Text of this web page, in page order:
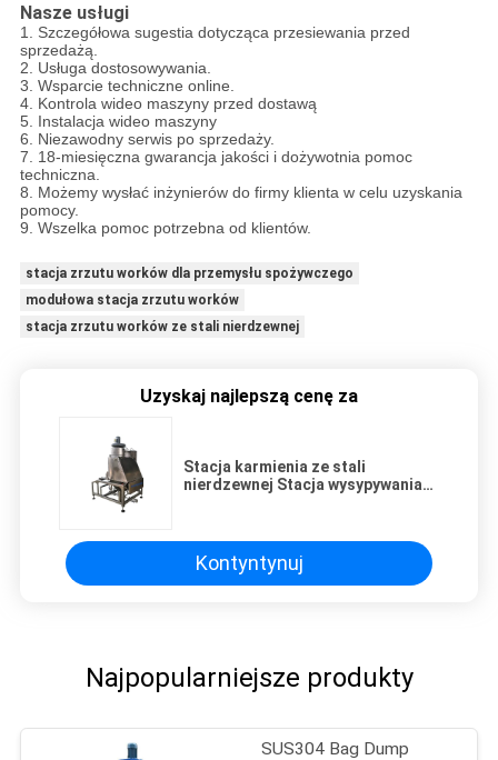
Nasze usługi
1. Szczegółowa sugestia dotycząca przesiewania przed
sprzedażą.
2. Usługa dostosowywania.
3. Wsparcie techniczne online.
4. Kontrola wideo maszyny przed dostawą
5. Instalacja wideo maszyny
6. Niezawodny serwis po sprzedaży.
7. 18-miesięczna gwarancja jakości i dożywotnia pomoc
techniczna.
8. Możemy wysłać inżynierów do firmy klienta w celu uzyskania
pomocy.
9. Wszelka pomoc potrzebna od klientów.
stacja zrzutu worków dla przemysłu spożywczego
modułowa stacja zrzutu worków
stacja zrzutu worków ze stali nierdzewnej
Uzyskaj najlepszą cenę za
Stacja karmienia ze stali
nierdzewnej Stacja wysypywania
Kontyntynuj
Najpopularniejsze produkty
SUS304 Bag Dump